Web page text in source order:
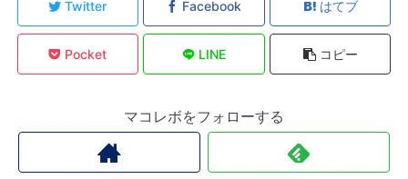
Twitter Facebook はてブ
Pocket LINE コピー
マコレボをフォローする